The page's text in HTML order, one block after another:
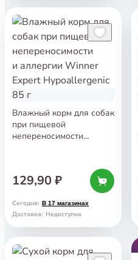
Влажный корм для собак
при пищевой
непереносимости
129,90 ₽
Сегодня: В 17 магазинах
Доставка: Недоступна